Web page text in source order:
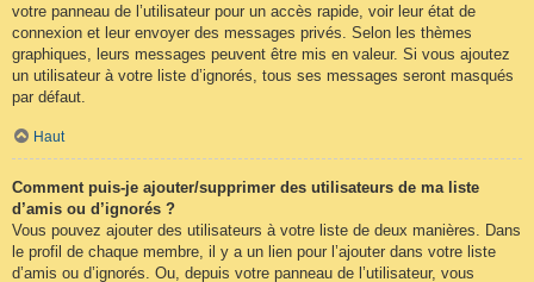
votre panneau de l’utilisateur pour un accès rapide, voir leur état de
connexion et leur envoyer des messages privés. Selon les thèmes
graphiques, leurs messages peuvent être mis en valeur. Si vous ajoutez
un utilisateur à votre liste d’ignorés, tous ses messages seront masqués
par défaut.
Haut
Comment puis-je ajouter/supprimer des utilisateurs de ma liste
d’amis ou d’ignorés ?
Vous pouvez ajouter des utilisateurs à votre liste de deux manières. Dans
le profil de chaque membre, il y a un lien pour l’ajouter dans votre liste
d’amis ou d’ignorés. Ou, depuis votre panneau de l’utilisateur, vous